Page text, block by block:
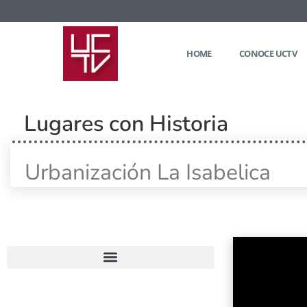
HOME CONOCE UCTV
Lugares con Historia
Urbanización La Isabelica